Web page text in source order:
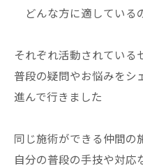
どんな方に適している
それぞれ活動されている
普段の疑問やお悩みをシ
進んで行きました
同じ施術ができる仲間の
自分の普段の手技や対応